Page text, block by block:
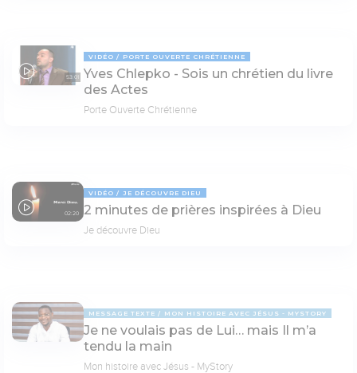
53:01
VIDÉO PORTE OUVERTE CHRÉTIENNE
Yves Chlepko - Sois un chrétien du livre
des Actes
Porte Ouverte Chrétienne
02:20
VIDÉO JE DÉCOUVRE DIEU
2 minutes de prières inspirées à Dieu
Je découvre Dieu
MESSAGE TEXTE MON HISTOIRE AVEC JÉSUS - MYSTORY
Je ne voulais pas de Lui… mais Il m’a
tendu la main
Mon histoire avec Jésus - MyStory